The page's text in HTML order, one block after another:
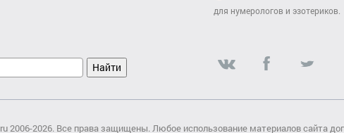
для нумерологов и эзотериков.
2006-2026. Все права защищены. Любое использование материалов сайта